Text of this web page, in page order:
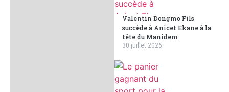
Valentin Dongmo Fils
succède à Anicet Ekane à la
tête du Manidem
30 juillet 2026